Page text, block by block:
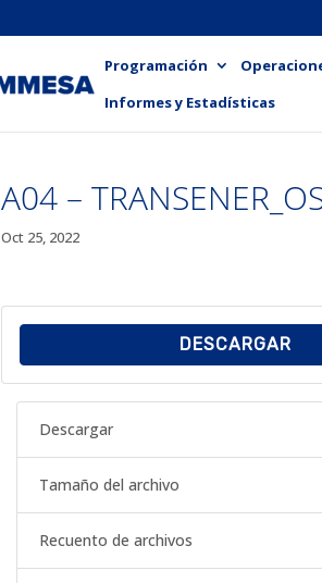
Programación
Informes y Estadísticas
A04 –
Oct 25, 2022
DESCARGAR
Descargar
Tamaño del archivo
Recuento de archivos